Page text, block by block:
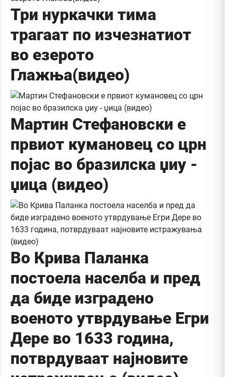
Три нуркачки тима
трагаат по изчезнатиот
во езерото
Глажња(видео)
Мартин Стефановски e
првиот кумановец со црн
појас во бразилска џиу -
џица (видео)
Во Крива Паланка
постоела населба и пред
да биде изградено
военото утврдување Егри
Дере во 1633 година,
потврдуваат најновите